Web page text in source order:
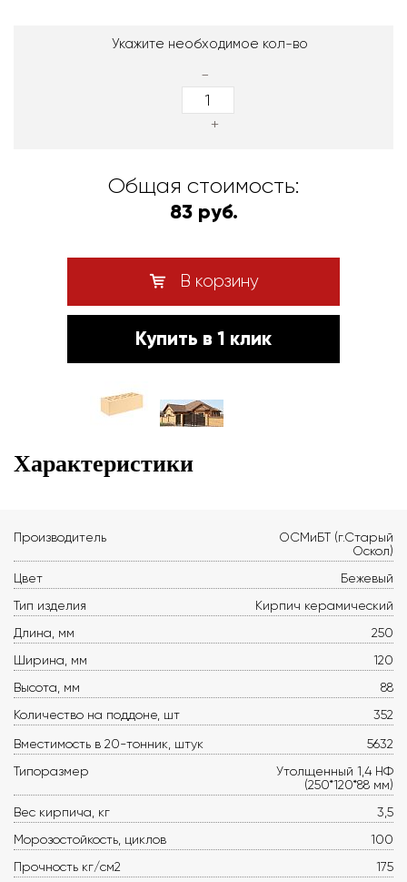
Укажите необходимое кол-во
-
+
Общая стоимость:
83 руб.
В корзину
Купить в 1 клик
Характеристики
Производитель
ОСМиБТ (г.Старый
Оскол)
Цвет
Бежевый
Тип изделия
Кирпич керамический
Длина, мм
250
Ширина, мм
120
Высота, мм
88
Количество на поддоне, шт
352
Вместимость в 20-тонник, штук
5632
Типоразмер
Утолщенный 1,4 НФ
(250*120*88 мм)
Вес кирпича, кг
3,5
Морозостойкость, циклов
100
Прочность кг/см2
175